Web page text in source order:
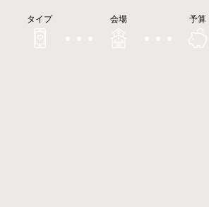
タイプ 会場 予算